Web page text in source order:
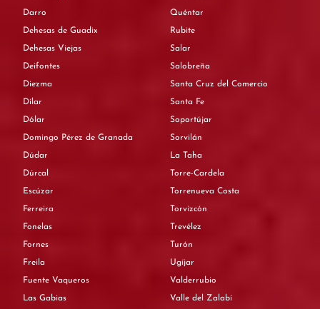
Darro
Dehesas de Guadix
Dehesas Viejas
Deifontes
Diezma
Dílar
Dólar
Domingo Pérez de Granada
Dúdar
Dúrcal
Escúzar
Ferreira
Fonelas
Fornes
Freila
Fuente Vaqueros
Las Gabias
Quéntar
Rubite
Salar
Salobreña
Santa Cruz del Comercio
Santa Fe
Soportújar
Sorvilán
La Taha
Torre-Cardela
Torrenueva Costa
Torvizcón
Trevélez
Turón
Ugíjar
Valderrubio
Valle del Zalabí